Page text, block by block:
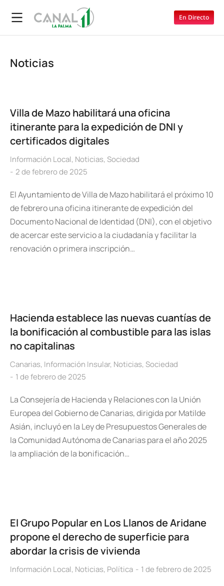
En Directo
Noticias
Villa de Mazo habilitará una oficina
itinerante para la expedición de DNI y
certificados digitales
Información Local, Noticias, Sociedad
2 de febrero de 2025
El Ayuntamiento de Villa de Mazo habilitará el próximo 10
de febrero una oficina itinerante de expedición del
Documento Nacional de Identidad (DNI), con el objetivo
de acercar este servicio a la ciudadanía y facilitar la
renovación o primera inscripción…
Hacienda establece las nuevas cuantías de
la bonificación al combustible para las islas
no capitalinas
Canarias, Información Insular, Noticias, Sociedad
1 de febrero de 2025
La Consejería de Hacienda y Relaciones con la Unión
Europea del Gobierno de Canarias, dirigida por Matilde
Asián, incluyó en la Ley de Presupuestos Generales de
la Comunidad Autónoma de Canarias para el año 2025
la ampliación de la bonificación…
El Grupo Popular en Los Llanos de Aridane
propone el derecho de superficie para
abordar la crisis de vivienda
Información Local, Noticias, Política 1 de febrero de 2025